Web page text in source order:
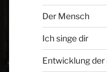
Der Mensch
Ich singe dir
Entwicklung